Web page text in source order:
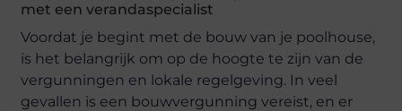
met een verandaspecialist
Voordat je begint met de bouw van je poolhouse,
is het belangrijk om op de hoogte te zijn van de
vergunningen en lokale regelgeving. In veel
gevallen is een bouwvergunning vereist, en er